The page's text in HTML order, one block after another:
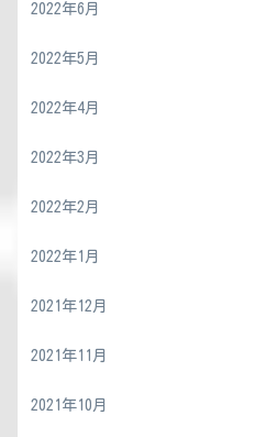
2022年6月
2022年5月
2022年4月
2022年3月
2022年2月
2022年1月
2021年12月
2021年11月
2021年10月